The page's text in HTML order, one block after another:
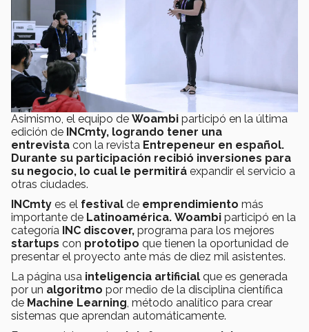
Asimismo, el equipo de Woambi participó en la última
edición de INCmty, logrando tener una
entrevista con la revista Entrepeneur en español.
Durante su participación recibió inversiones para
su negocio, lo cual le permitirá expandir el servicio a
otras ciudades.
INCmty es el festival de emprendimiento más
importante de Latinoamérica. Woambi participó en la
categoría INC discover, programa para los mejores
startups con prototipo que tienen la oportunidad de
presentar el proyecto ante más de diez mil asistentes.
La página usa inteligencia artificial que es generada
por un algoritmo por medio de la disciplina científica
de Machine Learning , método analítico para crear
sistemas que aprendan automáticamente.